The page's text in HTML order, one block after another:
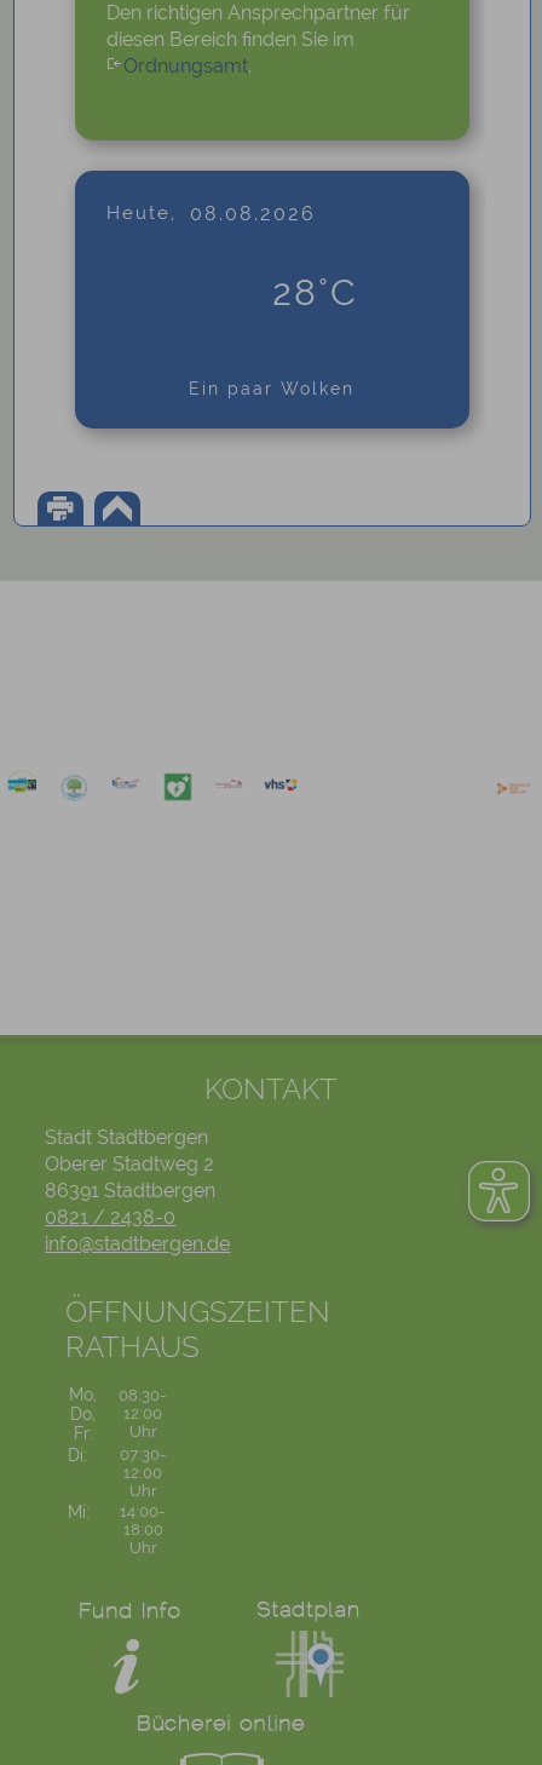
Den richtigen Ansprechpartner für
diesen Bereich finden Sie im
Ordnungsamt.
Heute, 08.08.2026
28°C
Ein paar Wolken
KONTAKT
Stadt Stadtbergen
Oberer Stadtweg 2
86391 Stadtbergen
0821 / 2438-0
info@stadtbergen.de
ÖFFNUNGSZEITEN
RATHAUS
Mo,
Do,
Fr:
08:30-
12:00
Uhr
Di:
07:30-
12:00
Uhr
Mi:
14:00-
18:00
Uhr